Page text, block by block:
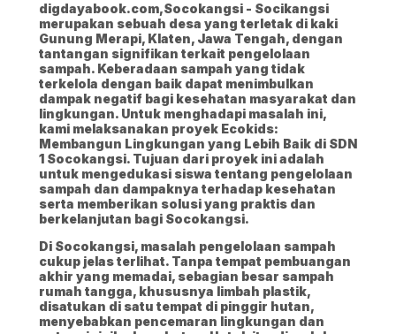
digdayabook.com,Socokangsi - Socikangsi
merupakan sebuah desa yang terletak di kaki
Gunung Merapi, Klaten, Jawa Tengah, dengan
tantangan signifikan terkait pengelolaan
sampah. Keberadaan sampah yang tidak
terkelola dengan baik dapat menimbulkan
dampak negatif bagi kesehatan masyarakat dan
lingkungan. Untuk menghadapi masalah ini,
kami melaksanakan proyek Ecokids:
Membangun Lingkungan yang Lebih Baik di SDN
1 Socokangsi. Tujuan dari proyek ini adalah
untuk mengedukasi siswa tentang pengelolaan
sampah dan dampaknya terhadap kesehatan
serta memberikan solusi yang praktis dan
berkelanjutan bagi Socokangsi.
Di Socokangsi, masalah pengelolaan sampah
cukup jelas terlihat. Tanpa tempat pembuangan
akhir yang memadai, sebagian besar sampah
rumah tangga, khususnya limbah plastik,
disatukan di satu tempat di pinggir hutan,
menyebabkan pencemaran lingkungan dan